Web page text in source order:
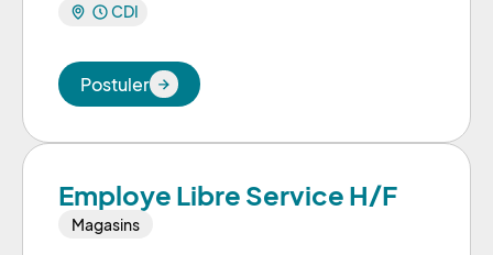
CDI
Postuler
Postuler
Employe Libre Service H/F
Magasins